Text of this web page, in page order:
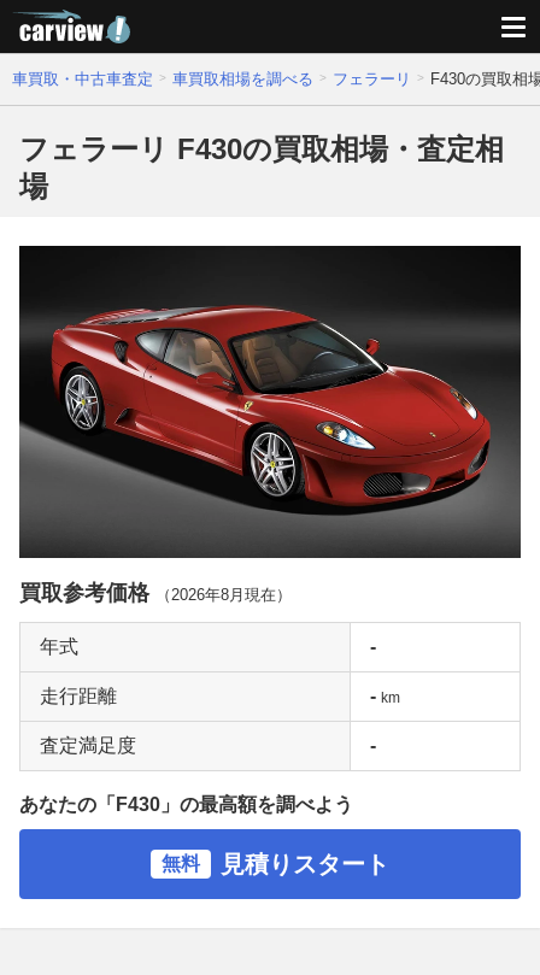
車買取・中古車査定 車買取相場を調べる フェラーリ F430の買取相
フェラーリ F430の買取相場・査定相
場
買取参考価格 （ 2026年8月 現在）
年式 -
走行距離 - km
査定満足度 -
あなたの「F430」の最高額を調べよう
無料 見積りスタート